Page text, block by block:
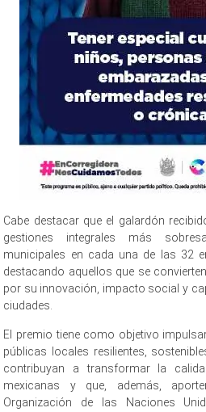
Cabe destacar que el galardón
gestiones integrales más
municipales en cada una de las 32
destacando aquellos que se
por su innovación, impacto social y
ciudades.
El premio tiene como objetivo
públicas locales resilientes,
contribuyan a transformar la
mexicanas y que, además,
Organización de las Naciones